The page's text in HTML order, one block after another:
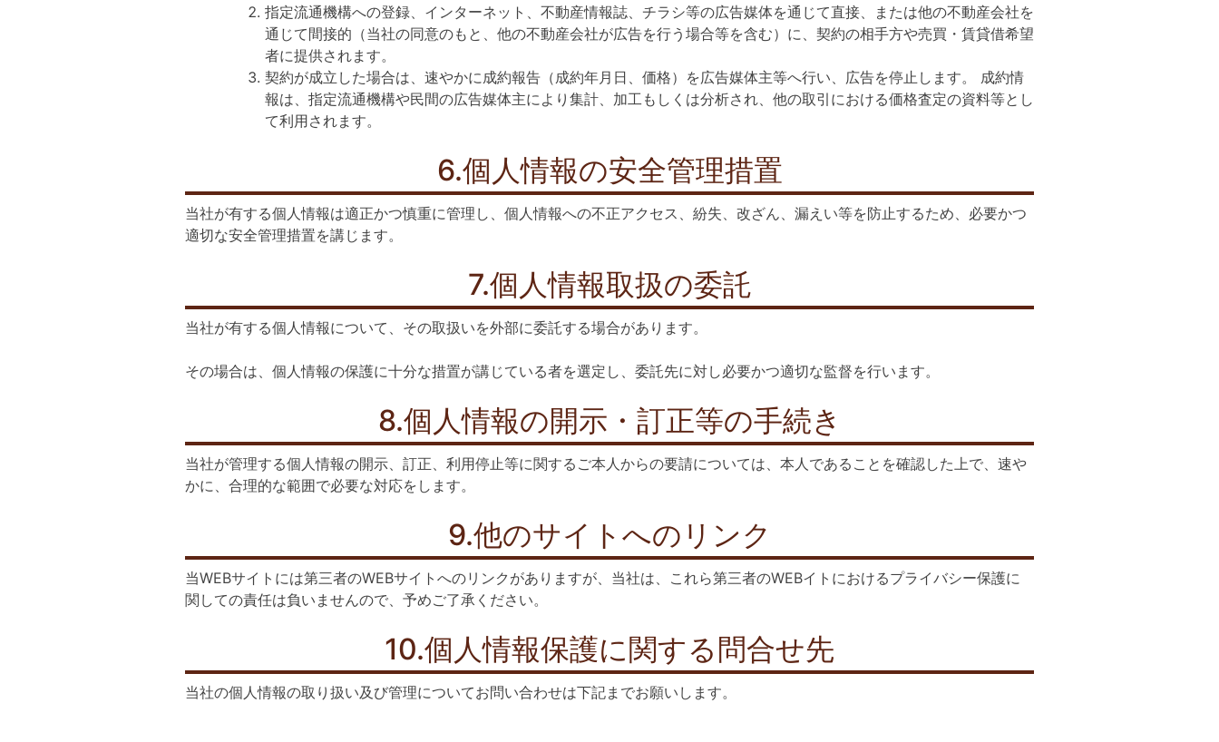
指定流通機構への登録、インターネット、不動産情報誌、チラシ等の広告媒体を通じて直接、または他の不動産会社を
通じて間接的（当社の同意のもと、他の不動産会社が広告を行う場合等を含む）に、契約の相手方や売買・賃貸借希望
者に提供されます。
契約が成立した場合は、速やかに成約報告（成約年月日、価格）を広告媒体主等へ行い、広告を停止します。 成約情
報は、指定流通機構や民間の広告媒体主により集計、加工もしくは分析され、他の取引における価格査定の資料等とし
て利用されます。
6.個人情報の安全管理措置
当社が有する個人情報は適正かつ慎重に管理し、個人情報への不正アクセス、紛失、改ざん、漏えい等を防止するため、必要かつ
適切な安全管理措置を講じます。
7.個人情報取扱の委託
当社が有する個人情報について、その取扱いを外部に委託する場合があります。
その場合は、個人情報の保護に十分な措置が講じている者を選定し、委託先に対し必要かつ適切な監督を行います。
8.個人情報の開示・訂正等の手続き
当社が管理する個人情報の開示、訂正、利用停止等に関するご本人からの要請については、本人であることを確認した上で、速や
かに、合理的な範囲で必要な対応をします。
9.他のサイトへのリンク
当WEBサイトには第三者のWEBサイトへのリンクがありますが、当社は、これら第三者のWEBイトにおけるプライバシー保護に
関しての責任は負いませんので、予めご了承ください。
10.個人情報保護に関する問合せ先
当社の個人情報の取り扱い及び管理についてお問い合わせは下記までお願いします。